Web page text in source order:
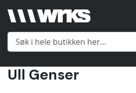
Ull Genser
Filtrer
Posisjon